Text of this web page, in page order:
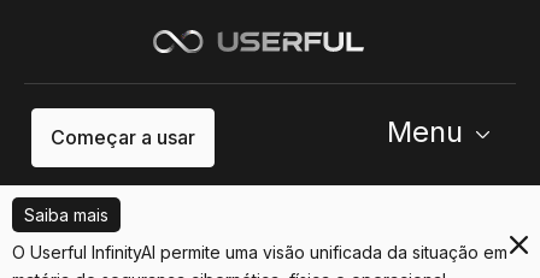
Começar a usar Menu
Saiba mais
O Userful InfinityAI permite uma visão unificada da situação em